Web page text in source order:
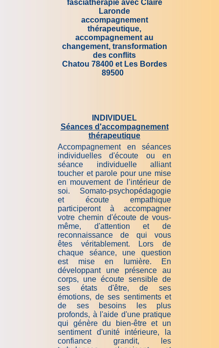
fasciathérapie avec Claire
Laronde
accompagnement
thérapeutique,
accompagnement au
changement, transformation
des conflits
Chatou 78400 et Les Bordes
89500
INDIVIDUEL
Séances d'accompagnement
thérapeutique
Accompagnement en séances
individuelles d'écoute ou en
séance individuelle alliant
toucher et parole pour une mise
en mouvement de l’intérieur de
soi. Somato-psychopédagogie
et écoute empathique
participeront à accompagner
votre chemin d'écoute de vous-
même, d'attention et de
reconnaissance de qui vous
êtes véritablement. Lors de
chaque séance, une question
est mise en lumière. En
développant une présence au
corps, une écoute sensible de
ses états d'être, de ses
émotions, de ses sentiments et
de ses besoins les plus
profonds, à l'aide d'une pratique
qui génère du bien-être et un
sentiment d'unité intérieure, la
confiance grandit, les